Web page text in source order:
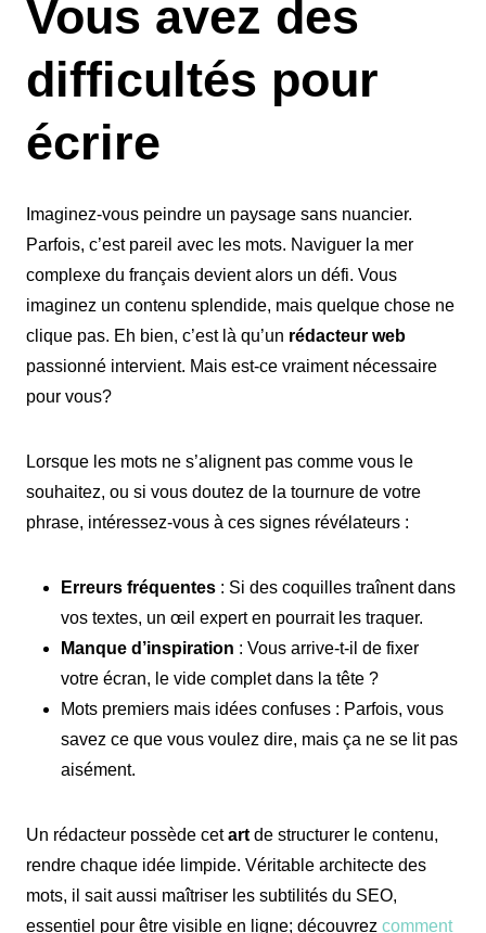
Vous avez des
difficultés pour
écrire
Imaginez-vous peindre un paysage sans nuancier.
Parfois, c’est pareil avec les mots. Naviguer la mer
complexe du français devient alors un défi. Vous
imaginez un contenu splendide, mais quelque chose ne
clique pas. Eh bien, c’est là qu’un rédacteur web
passionné intervient. Mais est-ce vraiment nécessaire
pour vous?
Lorsque les mots ne s’alignent pas comme vous le
souhaitez, ou si vous doutez de la tournure de votre
phrase, intéressez-vous à ces signes révélateurs :
Erreurs fréquentes : Si des coquilles traînent dans
vos textes, un œil expert en pourrait les traquer.
Manque d’inspiration : Vous arrive-t-il de fixer
votre écran, le vide complet dans la tête ?
Mots premiers mais idées confuses : Parfois, vous
savez ce que vous voulez dire, mais ça ne se lit pas
aisément.
Un rédacteur possède cetart de structurer le contenu,
rendre chaque idée limpide. Véritable architecte des
mots, il sait aussi maîtriser les subtilités du SEO,
essentiel pour être visible en ligne; découvrez comment